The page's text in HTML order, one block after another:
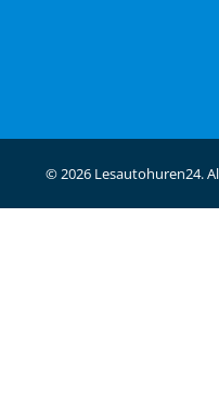
© 2026 Lesautohuren24.